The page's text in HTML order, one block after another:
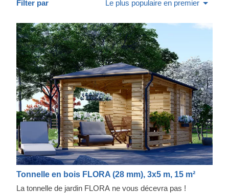
Filter par Le plus populaire en premier
Tonnelle en bois FLORA (28 mm), 3x5 m, 15 m²
La tonnelle de jardin FLORA ne vous décevra pas !